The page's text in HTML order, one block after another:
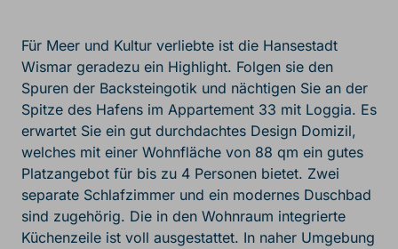
Für Meer und Kultur verliebte ist die Hansestadt
Wismar geradezu ein Highlight. Folgen sie den
Spuren der Backsteingotik und nächtigen Sie an der
Spitze des Hafens im Appartement 33 mit Loggia. Es
erwartet Sie ein gut durchdachtes Design Domizil,
welches mit einer Wohnfläche von 88 qm ein gutes
Platzangebot für bis zu 4 Personen bietet. Zwei
separate Schlafzimmer und ein modernes Duschbad
sind zugehörig. Die in den Wohnraum integrierte
Küchenzeile ist voll ausgestattet. In naher Umgebung